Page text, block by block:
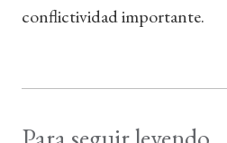
conflictividad importante.